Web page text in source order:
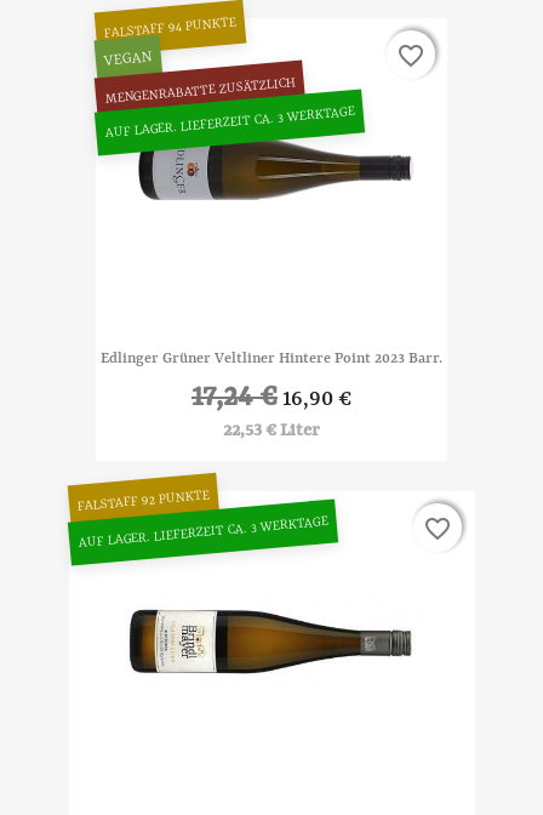
Edlinger Grüner Veltliner Hintere Point 2023 Barr.
17,24 € 16,90 €
22,53 € Liter
FALSTAFF 94 PUNKTE
VEGAN
MENGENRABATTE ZUSÄTZLICH
AUF LAGER. LIEFERZEIT CA. 3 WERKTAGE
favorite_border
favorite_border
FALSTAFF 92 PUNKTE
AUF LAGER. LIEFERZEIT CA. 3 WERKTAGE favorite_border
favorite_border